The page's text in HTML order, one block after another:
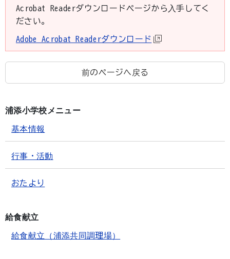
Acrobat Readerダウンロードページから入手してく
ださい。
Adobe Acrobat Readerダウンロード
前のページへ戻る
浦添小学校メニュー
基本情報
行事・活動
おたより
給食献立
給食献立（浦添共同調理場）